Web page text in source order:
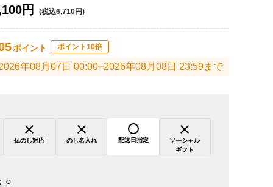
円 (税込6,710円)
ポイント ポイント10倍
年08月07日 00:00~2026年08月08日 23:59まで
仏のし対応 のし名入れ 配送日指定
ソーシャル
ギフト
○